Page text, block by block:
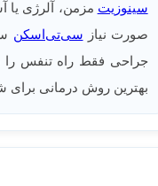
سینوزیت مزمن، آلرژی یا
صورت نیاز سی‌تی‌اسکن
جراحی فقط راه تنفس را
بهترین روش درمانی برای